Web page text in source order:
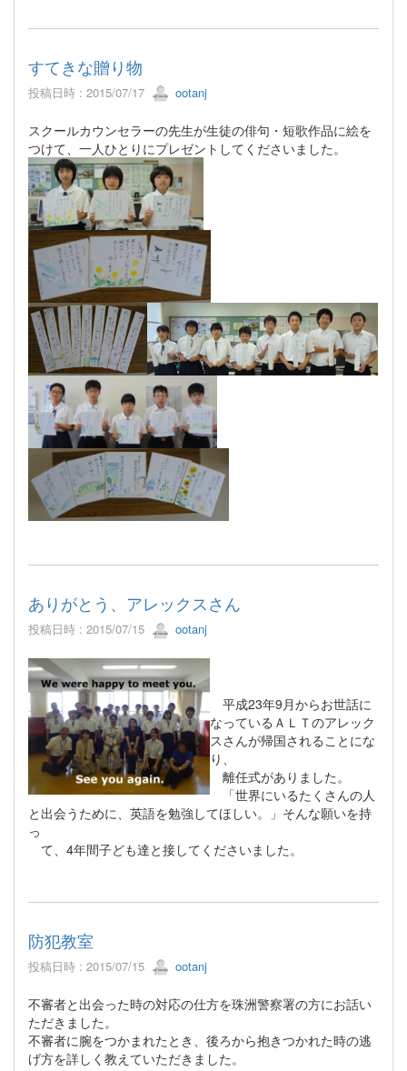
すてきな贈り物
投稿日時 : 2015/07/17 ootanj
スクールカウンセラーの先生が生徒の俳句・短歌作品に絵を
つけて、一人ひとりにプレゼントしてくださいました。
ありがとう、アレックスさん
投稿日時 : 2015/07/15 ootanj
平成23年9月からお世話に
なっているＡＬＴのアレック
スさんが帰国されることにな
り、
離任式がありました。
「世界にいるたくさんの人
と出会うために、英語を勉強してほしい。」そんな願いを持
っ
て、4年間子ども達と接してくださいました。
防犯教室
投稿日時 : 2015/07/15 ootanj
不審者と出会った時の対応の仕方を珠洲警察署の方にお話い
ただきました。
不審者に腕をつかまれたとき、後ろから抱きつかれた時の逃
げ方を詳しく教えていただきました。